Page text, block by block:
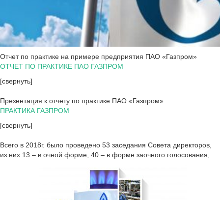
Отчет по практике на примере предприятия ПАО «Газпром»
ОТЧЕТ ПО ПРАКТИКЕ ПАО ГАЗПРОМ
[свернуть]
Презентация к отчету по практике ПАО «Газпром»
ПРАКТИКА ГАЗПРОМ
[свернуть]
Всего в 2018г. было проведено 53 заседания Совета директоров,
из них 13 – в очной форме, 40 – в форме заочного голосования,